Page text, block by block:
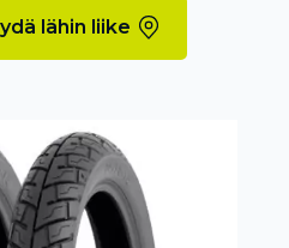
lähin liike